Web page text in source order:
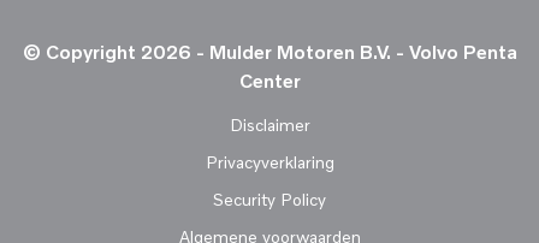
© Copyright 2026 - Mulder Motoren B.V. - Volvo Penta
Center
Disclaimer
Privacyverklaring
Security Policy
Algemene voorwaarden